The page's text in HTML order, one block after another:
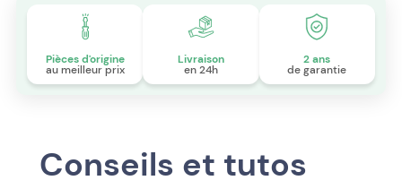
Pièces d'origine
au meilleur prix
Livraison
en 24h
2 ans
de garantie
Conseils et tutos